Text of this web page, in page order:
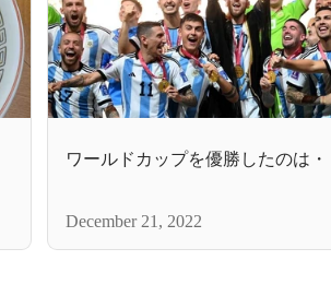
ワールドカップを優勝したのは
December 21, 2022